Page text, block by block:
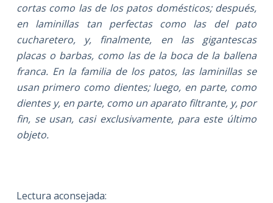
cortas como las de los patos domésticos; después,
en laminillas tan perfectas como las del pato
cucharetero, y, finalmente, en las gigantescas
placas o barbas, como las de la boca de la ballena
franca. En la familia de los patos, las laminillas se
usan primero como dientes; luego, en parte, como
dientes y, en parte, como un aparato filtrante, y, por
fin, se usan, casi exclusivamente, para este último
objeto.
Lectura aconsejada: